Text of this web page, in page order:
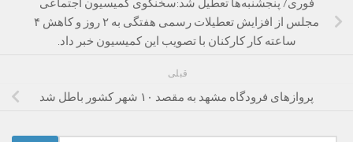
مجلس از افزایش تعطیلات رسمی هفتگی به ۲ روز و کاهش ۴
ساعته کار کارکنان با تصویب این کمیسیون خبر داد.
قبلی
پروازهای فرودگاه مشهد به مقصد ۱۰ شهر کشور باطل شد